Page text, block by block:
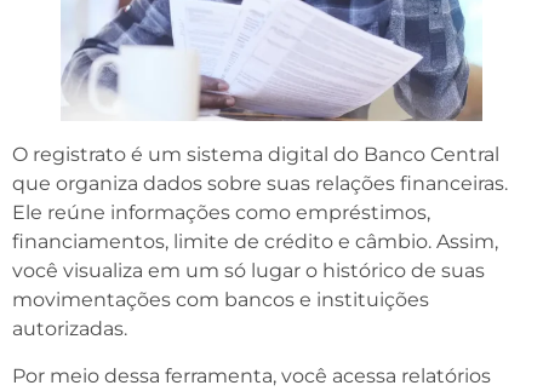
O registrato é um sistema digital do Banco Central
que organiza dados sobre suas relações financeiras.
Ele reúne informações como empréstimos,
financiamentos, limite de crédito e câmbio. Assim,
você visualiza em um só lugar o histórico de suas
movimentações com bancos e instituições
autorizadas.
Por meio dessa ferramenta, você acessa relatórios